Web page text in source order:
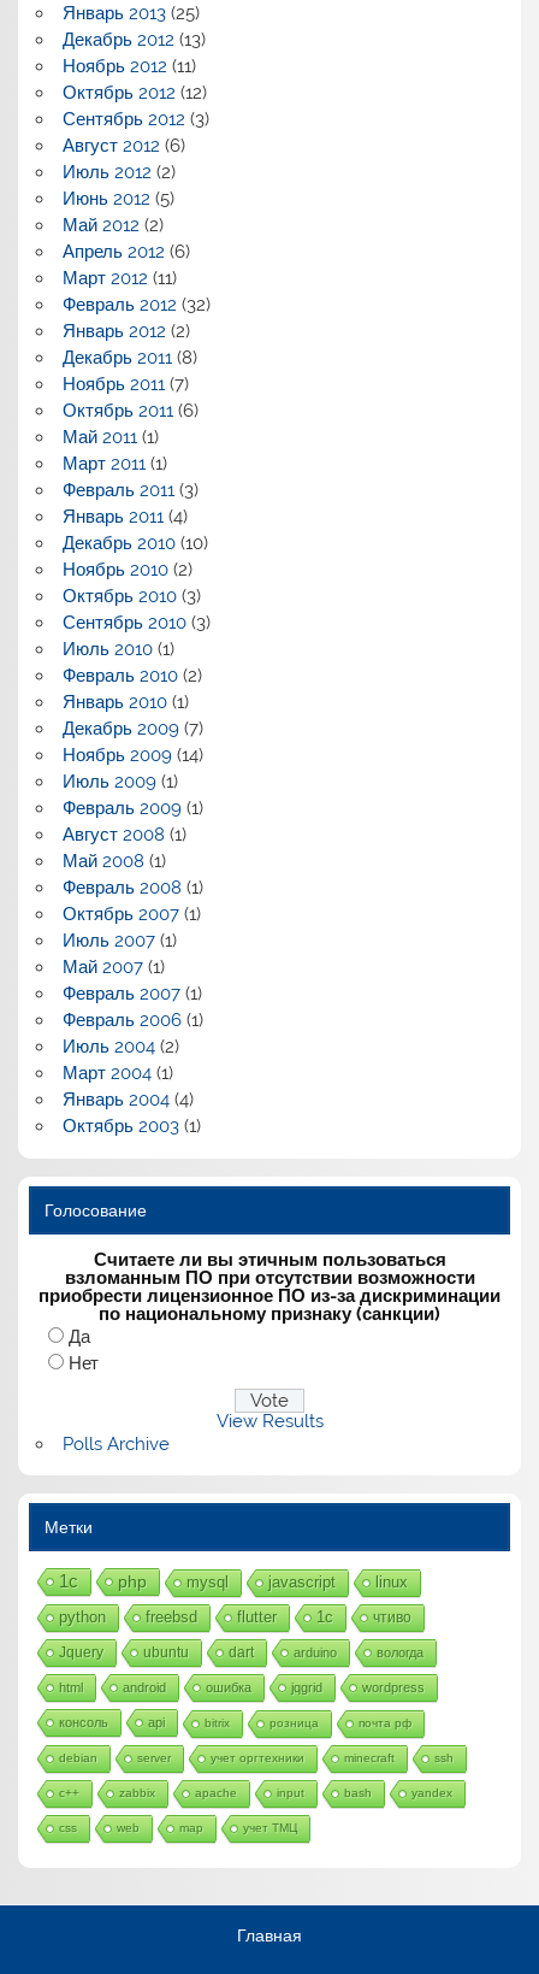
Январь 2013(25)
Декабрь 2012 (13)
Ноябрь 2012 (11)
Октябрь 2012 (12)
Сентябрь 2012 (3)
Август 2012 (6)
Июль 2012 (2)
Июнь 2012 (5)
Май 2012 (2)
Апрель 2012 (6)
Март 2012 (11)
Февраль 2012 (32)
Январь 2012 (2)
Декабрь 2011(8)
Ноябрь 2011(7)
Октябрь 2011(6)
Май 2011(1)
Март 2011(1)
Февраль 2011(3)
Январь 2011(4)
Декабрь 2010(10)
Ноябрь 2010(2)
Октябрь 2010(3)
Сентябрь 2010(3)
Июль 2010(1)
Февраль 2010(2)
Январь 2010(1)
Декабрь 2009(7)
Ноябрь 2009(14)
Июль 2009(1)
Февраль 2009(1)
Август 2008 (1)
Май 2008 (1)
Февраль 2008 (1)
Октябрь 2007(1)
Июль 2007(1)
Май 2007(1)
Февраль 2007(1)
Февраль 2006(1)
Июль 2004(2)
Март 2004(1)
Январь 2004(4)
Октябрь 2003(1)
Голосование
Считаете ли вы этичным пользоваться
взломанным ПО при отсутствии возможности
приобрести лицензионное ПО из-за дискриминации
по национальному признаку (санкции)
Да
Нет
View Results
Polls Archive
Метки
1с php mysql javascript linux
python freebsd flutter 1c чтиво
Jquery ubuntu dart arduino вологда
html android ошибка jqgrid wordpress
консоль api bitrix розница почта рф
debian server учет оргтехники minecraft ssh
c++ zabbix apache input bash yandex
css web map учет ТМЦ
Главная